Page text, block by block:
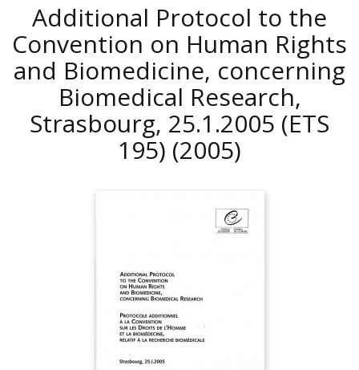
Additional Protocol to the
Convention on Human Rights
and Biomedicine, concerning
Biomedical Research,
Strasbourg, 25.1.2005 (ETS
195) (2005)